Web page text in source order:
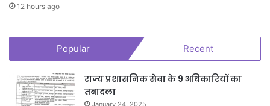
12 hours ago
Popular Recent
राज्य प्रशासनिक सेवा के 9 अधिकारियों का
तबादला
January 24, 2025